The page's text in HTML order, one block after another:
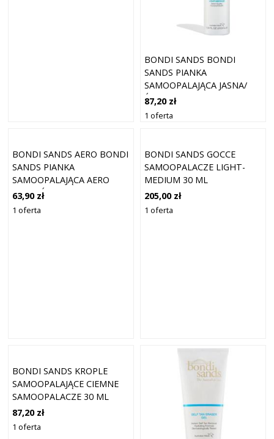
BONDI SANDS BONDI
SANDS PIANKA
SAMOOPALAJĄCA JASNA/
ŚREDNIA SAMOOPALACZE
200 ML
87,20 zł
1 oferta
BONDI SANDS AERO BONDI
SANDS PIANKA
SAMOOPALAJĄCA AERO
JASNA/ŚREDNIA
SAMOOPALACZE 225 ML
63,90 zł
1 oferta
BONDI SANDS GOCCE
SAMOOPALACZE LIGHT-
MEDIUM 30 ML
205,00 zł
1 oferta
BONDI SANDS KROPLE
SAMOOPALAJĄCE CIEMNE
SAMOOPALACZE 30 ML
87,20 zł
1 oferta